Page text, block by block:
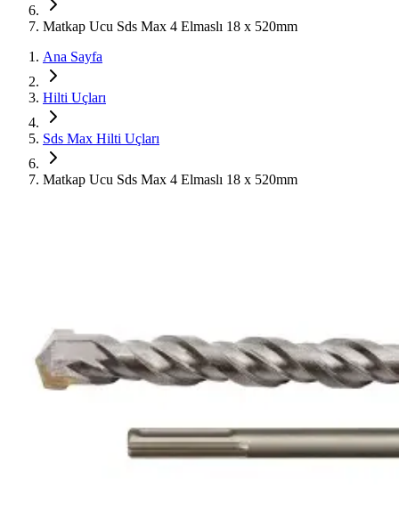
Matkap Ucu Sds Max 4 Elmaslı 18 x 520mm
Ana Sayfa
Hilti Uçları
Sds Max Hilti Uçları
Matkap Ucu Sds Max 4 Elmaslı 18 x 520mm